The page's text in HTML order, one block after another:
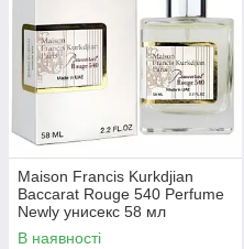
Maison Francis Kurkdjian
Baccarat Rouge 540 Perfume
Newly унисекс 58 мл
В наявності